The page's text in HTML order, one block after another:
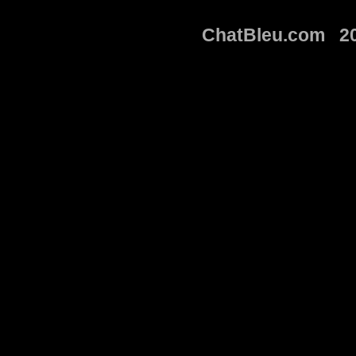
ChatBleu.com